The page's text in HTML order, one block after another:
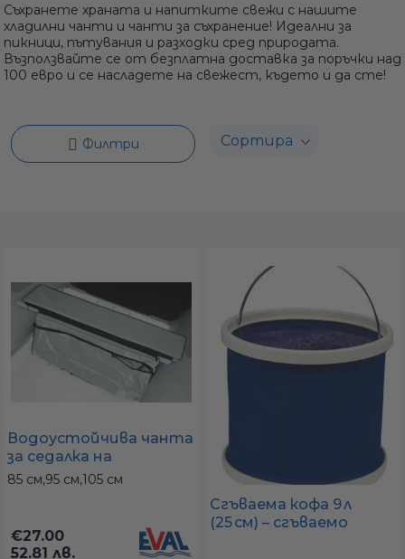
Съхранете храната и напитките свежи с нашите
хладилни чанти и чанти за съхранение! Идеални за
пикници, пътувания и разходки сред природата.
Възползвайте се от безплатна доставка за поръчки над
100 евро и се насладете на свежест, където и да сте!
Филтри
Водоустойчива чанта
за седалка на
надуваема лодка
85 см,95 см,105 см
€27.00
52.81 лв.
Сгъваема кофа 9 л
(25 см) – сгъваемо